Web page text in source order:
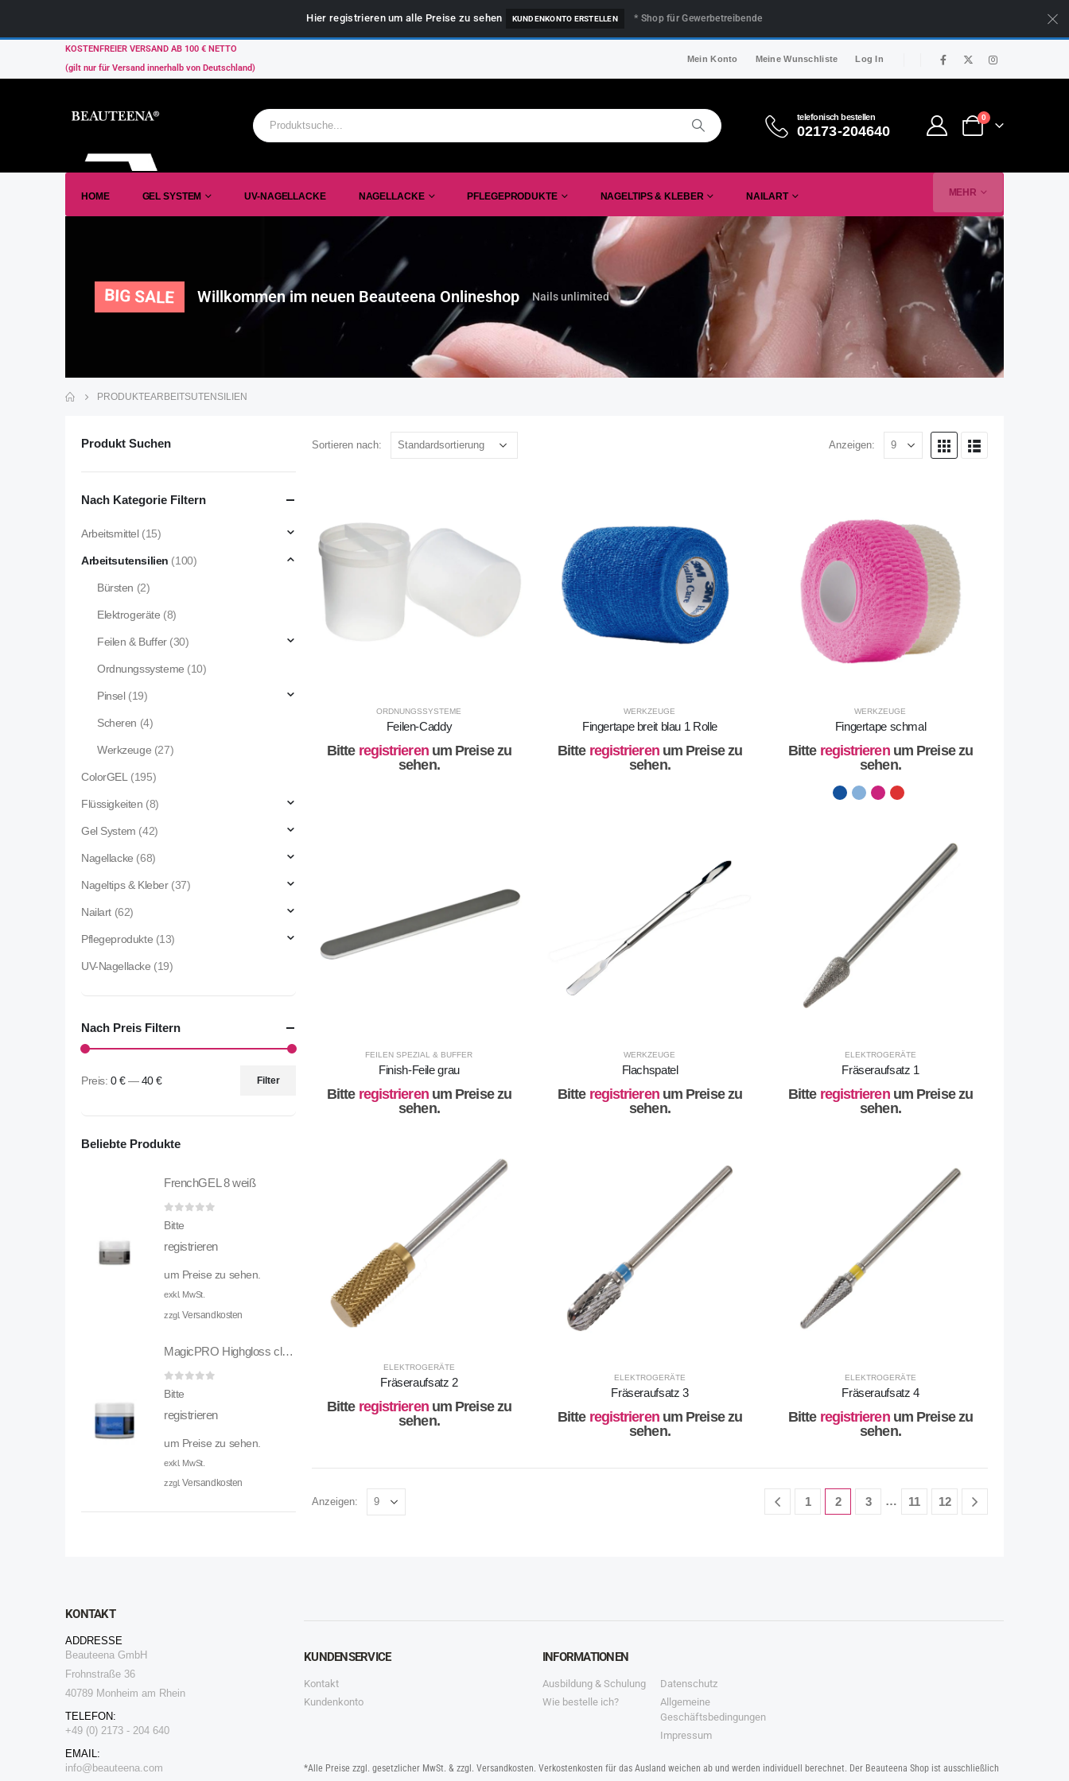
Hier registrieren um alle Preise zu sehen KUNDENKONTO ERSTELLEN * Shop für Gewerbetreibende
KOSTENFREIER VERSAND AB 100 € NETTO
(gilt nur für Versand innerhalb von Deutschland)
Mein Konto Meine Wunschliste Log In
telefonisch bestellen
02173-204640
0
HOME GEL SYSTEM UV-NAGELLACKE NAGELLACKE PFLEGEPRODUKTE NAGELTIPS & KLEBER NAILART MEHR
BIG SALE Willkommen im neuen Beauteena Onlineshop Nails unlimited
PRODUKTEARBEITSUTENSILIEN
Sortieren nach: Anzeigen:
ORDNUNGSSYSTEME
Feilen-Caddy
Bitte registrieren um Preise zu
sehen.
WERKZEUGE
Fingertape breit blau 1 Rolle
Bitte registrieren um Preise zu
sehen.
WERKZEUGE
Fingertape schmal
Bitte registrieren um Preise zu
sehen.
FEILEN SPEZIAL & BUFFER
Finish-Feile grau
Bitte registrieren um Preise zu
sehen.
WERKZEUGE
Flachspatel
Bitte registrieren um Preise zu
sehen.
ELEKTROGERÄTE
Fräseraufsatz 1
Bitte registrieren um Preise zu
sehen.
ELEKTROGERÄTE
Fräseraufsatz 2
Bitte registrieren um Preise zu
sehen.
ELEKTROGERÄTE
Fräseraufsatz 3
Bitte registrieren um Preise zu
sehen.
ELEKTROGERÄTE
Fräseraufsatz 4
Bitte registrieren um Preise zu
sehen.
Anzeigen: 1 2 3 … 11 12
Produkt Suchen
Nach Kategorie Filtern
Arbeitsmittel (15)
Arbeitsutensilien (100)
Bürsten (2)
Elektrogeräte (8)
Feilen & Buffer (30)
Ordnungssysteme (10)
Pinsel (19)
Scheren (4)
Werkzeuge (27)
ColorGEL (195)
Flüssigkeiten (8)
Gel System (42)
Nagellacke (68)
Nageltips & Kleber (37)
Nailart (62)
Pflegeprodukte (13)
UV-Nagellacke (19)
Nach Preis Filtern
Filter
Preis: 0 €—40 €
Beliebte Produkte
FrenchGEL 8 weiß
0out of 5
Bitte
registrieren
um Preise zu sehen.
exkl. MwSt.
zzgl.Versandkosten
MagicPRO Highgloss clear
0out of 5
Bitte
registrieren
um Preise zu sehen.
exkl. MwSt.
zzgl.Versandkosten
KONTAKT
ADDRESSE
Beauteena GmbH
Frohnstraße 36
40789 Monheim am Rhein
TELEFON:
+49 (0) 2173 - 204 640
EMAIL:
info@beauteena.com
KUNDENSERVICE
Kontakt
Kundenkonto
INFORMATIONEN
Ausbildung & Schulung
Wie bestelle ich?
Datenschutz
Allgemeine
Geschäftsbedingungen
Impressum
*Alle Preise zzgl. gesetzlicher MwSt. & zzgl. Versandkosten. Verkostenkosten für das Ausland weichen ab und werden individuell berechnet. Der Beauteena Shop ist ausschließlich